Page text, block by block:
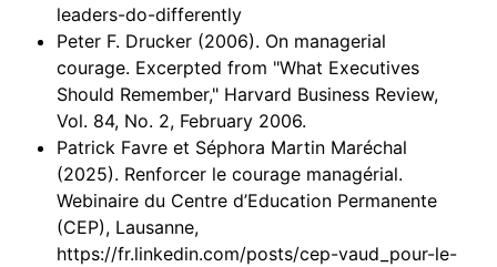
leaders-do-differently
Peter F. Drucker (2006). On managerial
courage. Excerpted from "What Executives
Should Remember," Harvard Business Review,
Vol. 84, No. 2, February 2006.
Patrick Favre et Séphora Martin Maréchal
(2025). Renforcer le courage managérial.
Webinaire du Centre d’Education Permanente
(CEP), Lausanne,
https://fr.linkedin.com/posts/cep-vaud_pour-le-